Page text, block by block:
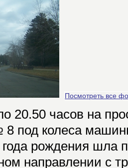
Посмотреть все
20.50 часов на
под колеса
рождения шла
направлении с